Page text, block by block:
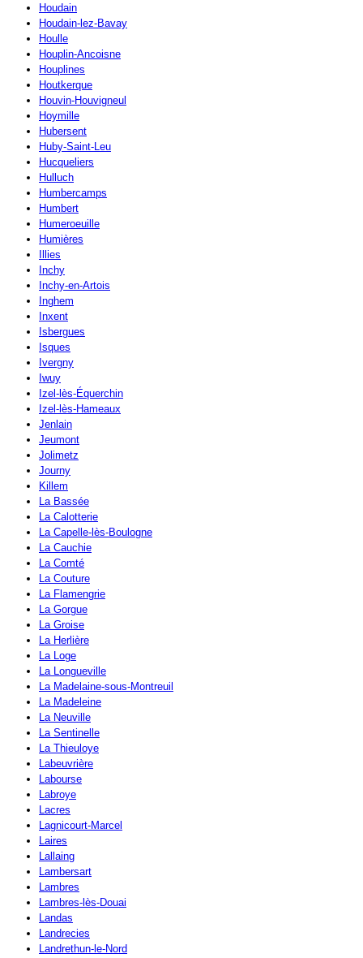
Houdain
Houdain-lez-Bavay
Houlle
Houplin-Ancoisne
Houplines
Houtkerque
Houvin-Houvigneul
Hoymille
Hubersent
Huby-Saint-Leu
Hucqueliers
Hulluch
Humbercamps
Humbert
Humeroeuille
Humières
Illies
Inchy
Inchy-en-Artois
Inghem
Inxent
Isbergues
Isques
Ivergny
Iwuy
Izel-lès-Équerchin
Izel-lès-Hameaux
Jenlain
Jeumont
Jolimetz
Journy
Killem
La Bassée
La Calotterie
La Capelle-lès-Boulogne
La Cauchie
La Comté
La Couture
La Flamengrie
La Gorgue
La Groise
La Herlière
La Loge
La Longueville
La Madelaine-sous-Montreuil
La Madeleine
La Neuville
La Sentinelle
La Thieuloye
Labeuvrière
Labourse
Labroye
Lacres
Lagnicourt-Marcel
Laires
Lallaing
Lambersart
Lambres
Lambres-lès-Douai
Landas
Landrecies
Landrethun-le-Nord